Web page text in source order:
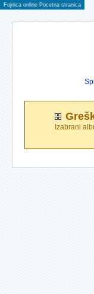
Fojnica online Pocetna stranica
Izabrani